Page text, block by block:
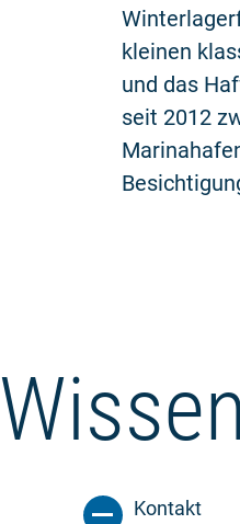
kleinen
und das
seit 2012
Kontakt